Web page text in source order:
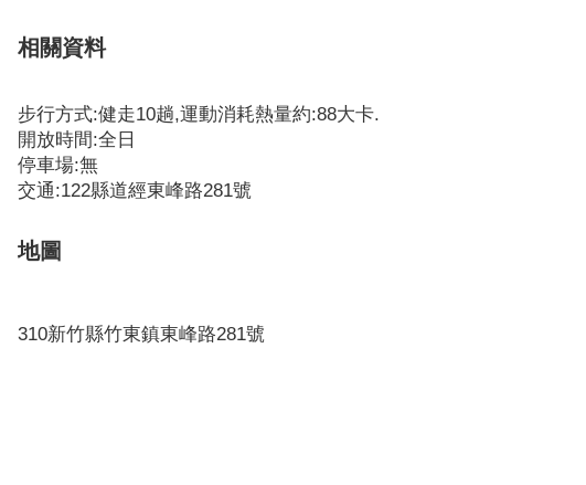
相關資料
步行方式:健走10趟,運動消耗熱量約:88大卡.
開放時間:全日
停車場:無
交通:122縣道經東峰路281號
地圖
310新竹縣竹東鎮東峰路281號